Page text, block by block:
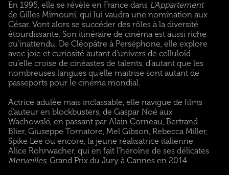
En 1995, elle se révèle en France dans L’Appartement
de Gilles Mimouni, qui lui vaudra une nomination aux
César. Vont alors se succéder des rôles à la diversité
étourdissante. Son itinéraire de cinéma est aussi riche
qu’inattendu. De Cléopâtre à Perséphone, elle explore
avec joie et curiosité autant d’univers de celluloïd
qu’elle croise de cinéastes de talents, d’autant que les
nombreuses langues qu’elle maitrise sont autant de
passeports pour le cinéma mondial.
Actrice adulée mais inclassable, elle navigue de films
d’auteur en blockbusters, de Gaspar Noé aux
Wachowski, en passant par Alain Corneau, Bertrand
Blier, Giuseppe Tornatore, Mel Gibson, Rebecca Miller,
Spike Lee ou encore, la jeune réalisatrice italienne
Alice Rohrwacher, qui en fait l’héroïne de ses délicates
Merveilles, Grand Prix du Jury à Cannes en 2014.